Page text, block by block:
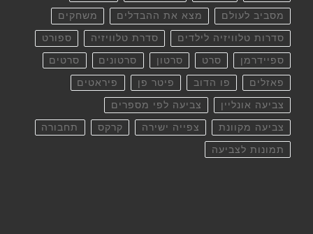
מסביב לעולם מצא את ההבדלים משחקים
סדרות טלוויזיה לילדים סדרת טלוויזיה ספורט
ספיידרמן סרט סרטון סרטונים סרטים
פאזלים פו הדוב פיטר פן פיראטים
צביעה אונליין צביעה לפי מספרים
צביעה מקוונת צפייה ישירה קרקס תחבורה
תמונות לצביעה